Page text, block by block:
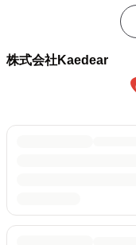
株式会社Kaedear